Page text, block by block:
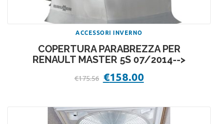
ACCESSORI INVERNO
COPERTURA PARABREZZA PER
RENAULT MASTER 5S 07/2014-->
€175.56 Il
prezzo
€175.56.
€158.00Il
prezzo
€158.00.